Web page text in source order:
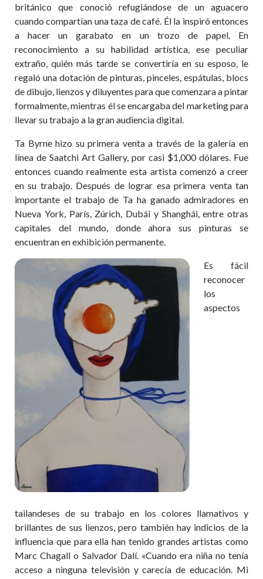
británico que conoció refugiándose de un aguacero
cuando compartían una taza de café. Él la inspiró entonces
a hacer un garabato en un trozo de papel. En
reconocimiento a su habilidad artística, ese peculiar
extraño, quién más tarde se convertiría en su esposo, le
regaló una dotación de pinturas, pinceles, espátulas, blocs
de dibujo, lienzos y diluyentes para que comenzara a pintar
formalmente, mientras él se encargaba del marketing para
llevar su trabajo a la gran audiencia digital.
Ta Byrne hizo su primera venta a través de la galería en
línea de Saatchi Art Gallery, por casi $1,000 dólares. Fue
entonces cuando realmente esta artista comenzó a creer
en su trabajo. Después de lograr esa primera venta tan
importante el trabajo de Ta ha ganado admiradores en
Nueva York, París, Zúrich, Dubái y Shanghái, entre otras
capitales del mundo, donde ahora sus pinturas se
encuentran en exhibición permanente.
Es fácil
reconocer
los
aspectos
tailandeses de su trabajo en los colores llamativos y
brillantes de sus lienzos, pero también hay indicios de la
influencia que para ella han tenido grandes artistas como
Marc Chagall o Salvador Dalí. «Cuando era niña no tenía
acceso a ninguna televisión y carecía de educación. Mi